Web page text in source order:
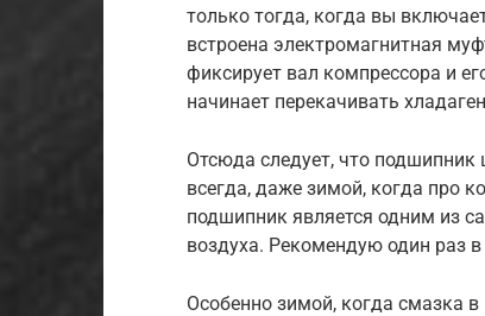
только тогда, когда вы
встроена электромагнитная
фиксирует вал компрессора и
начинает перекачивать
Отсюда следует, что подшипник
всегда, даже зимой, когда про
подшипник является одним из
воздуха. Рекомендую один раз
Особенно зимой, когда смазка в